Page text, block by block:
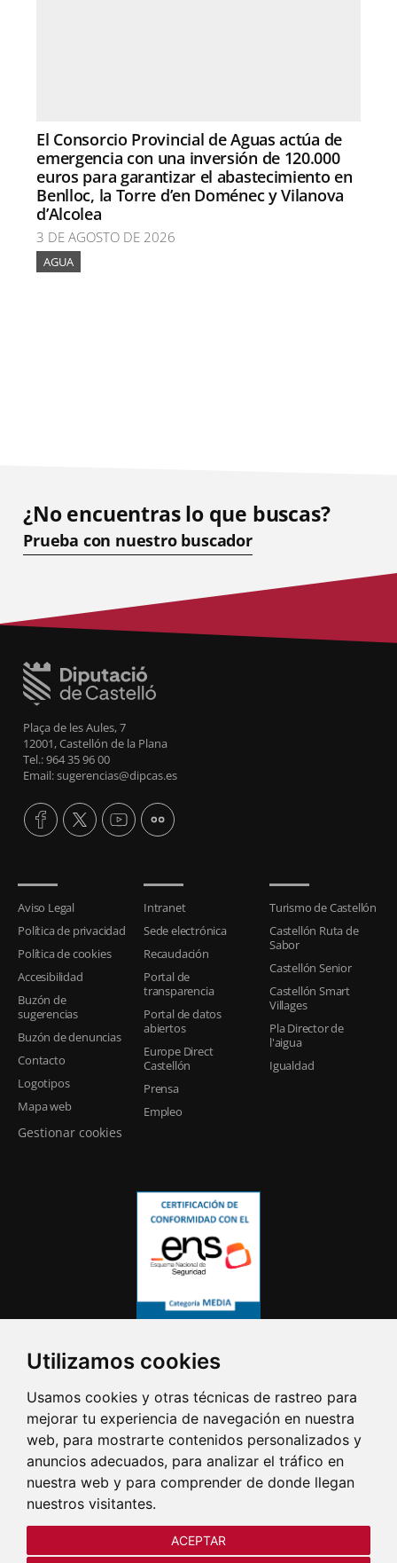
Utilizamos cookies
Usamos cookies y otras técnicas de rastreo para
mejorar tu experiencia de navegación en nuestra
web, para mostrarte contenidos personalizados y
anuncios adecuados, para analizar el tráfico en
nuestra web y para comprender de donde llegan
nuestros visitantes.
ACEPTAR
El Consorcio Provincial de Aguas actúa de
emergencia con una inversión de 120.000
euros para garantizar el abastecimiento en
Benlloc, la Torre d’en Doménec y Vilanova
d’Alcolea
3 DE AGOSTO DE 2026
AGUA
¿No encuentras lo que buscas?
Prueba con nuestro buscador
Plaça de les Aules, 7
12001, Castellón de la Plana
Tel.: 964 35 96 00
Email: sugerencias@dipcas.es
Aviso Legal
Política de privacidad
Política de cookies
Accesibilidad
Buzón de
sugerencias
Buzón de denuncias
Contacto
Logotipos
Mapa web
Gestionar cookies
Intranet
Sede electrónica
Recaudación
Portal de
transparencia
Portal de datos
abiertos
Europe Direct
Castellón
Prensa
Empleo
Turismo de Castellón
Castellón Ruta de
Sabor
Castellón Senior
Castellón Smart
Villages
Pla Director de
l'aigua
Igualdad